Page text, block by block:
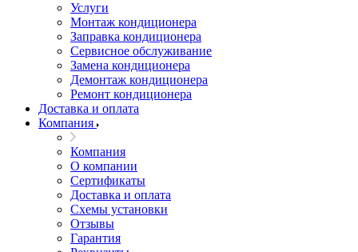
Услуги
Монтаж кондиционера
Заправка кондиционера
Сервисное обслуживание
Замена кондиционера
Демонтаж кондиционера
Ремонт кондиционера
Доставка и оплата
Компания
Компания
О компании
Сертификаты
Доставка и оплата
Схемы установки
Отзывы
Гарантия